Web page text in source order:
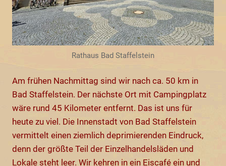
Rathaus Bad Staffelstein
Am frühen Nachmittag sind wir nach ca. 50 km in
Bad Staffelstein. Der nächste Ort mit Campingplatz
wäre rund 45 Kilometer entfernt. Das ist uns für
heute zu viel. Die Innenstadt von Bad Staffelstein
vermittelt einen ziemlich deprimierenden Eindruck,
denn der größte Teil der Einzelhandelsläden und
Lokale steht leer. Wir kehren in ein Eiscafé ein und